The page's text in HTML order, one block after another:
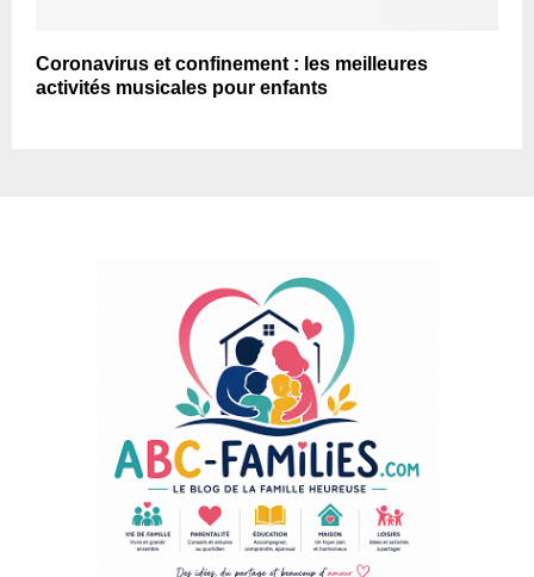
Coronavirus et confinement : les meilleures
activités musicales pour enfants